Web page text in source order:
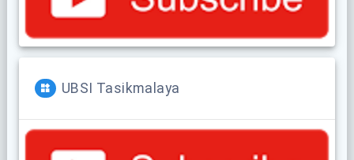
UBSI Tasikmalaya